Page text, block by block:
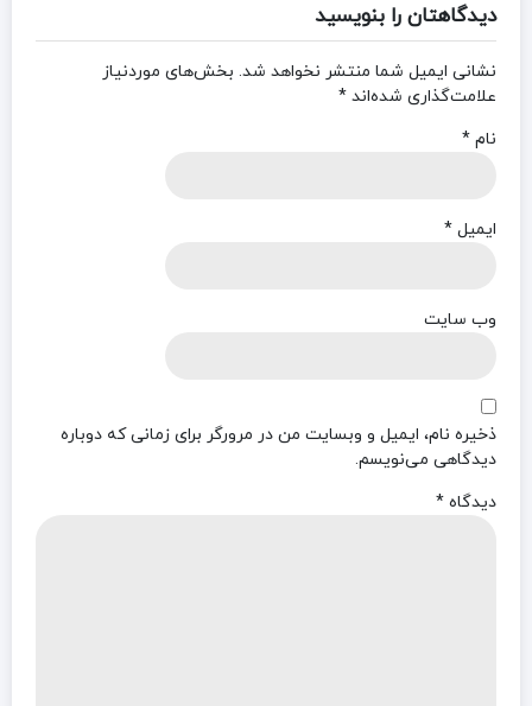
دیدگاهتان را بنویسید
نشانی ایمیل شما منتشر نخواهد شد. بخش‌های موردنیاز
علامت‌گذاری شده‌اند *
نام *
ایمیل *
وب‌ سایت
ذخیره نام، ایمیل و وبسایت من در مرورگر برای زمانی که دوباره
دیدگاهی می‌نویسم.
دیدگاه *